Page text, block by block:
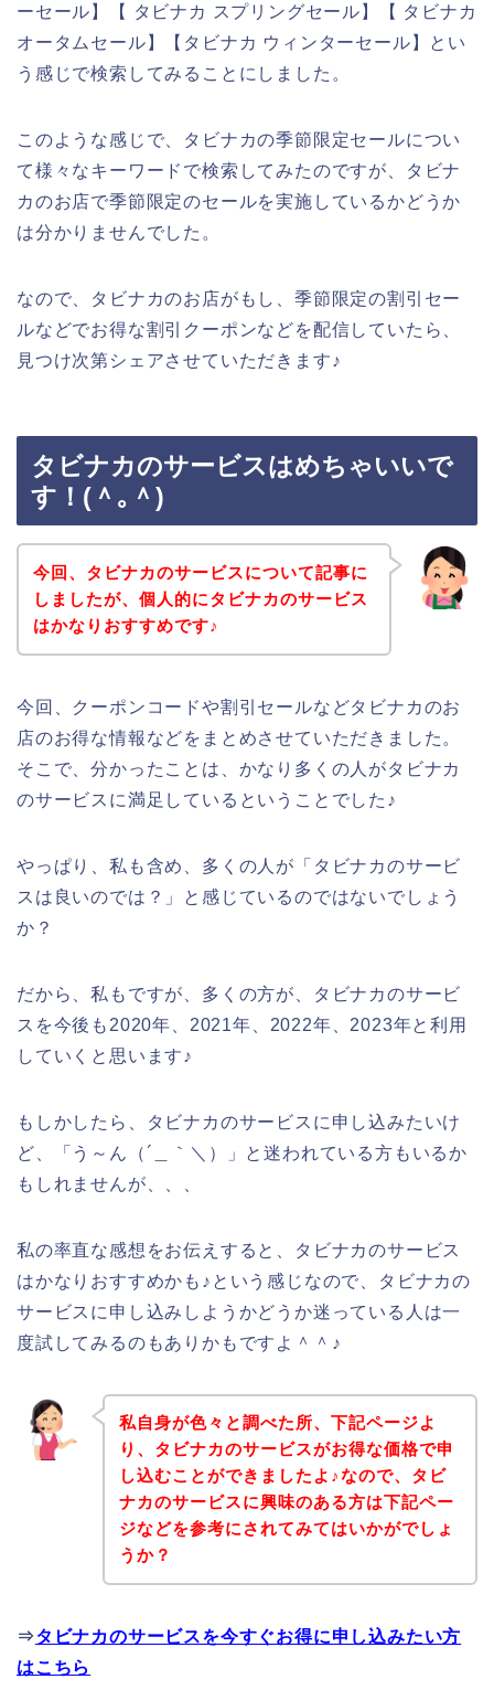
ーセール】【 タビナカ スプリングセール】【 タビナカ
オータムセール】【タビナカ ウィンターセール】とい
う感じで検索してみることにしました。
このような感じで、タビナカの季節限定セールについ
て様々なキーワードで検索してみたのですが、タビナ
カのお店で季節限定のセールを実施しているかどうか
は分かりませんでした。
なので、タビナカのお店がもし、季節限定の割引セー
ルなどでお得な割引クーポンなどを配信していたら、
見つけ次第シェアさせていただきます♪
タビナカのサービスはめちゃいいで
す！(＾｡＾)
今回、タビナカのサービスについて記事に
しましたが、個人的にタビナカのサービス
はかなりおすすめです♪
今回、クーポンコードや割引セールなどタビナカのお
店のお得な情報などをまとめさせていただきました。
そこで、分かったことは、かなり多くの人がタビナカ
のサービスに満足しているということでした♪
やっぱり、私も含め、多くの人が「タビナカのサービ
スは良いのでは？」と感じているのではないでしょう
か？
だから、私もですが、多くの方が、タビナカのサービ
スを今後も2020年、2021年、2022年、2023年と利用
していくと思います♪
もしかしたら、タビナカのサービスに申し込みたいけ
ど、「う～ん（´＿｀＼）」と迷われている方もいるか
もしれませんが、、、
私の率直な感想をお伝えすると、タビナカのサービス
はかなりおすすめかも♪という感じなので、タビナカの
サービスに申し込みしようかどうか迷っている人は一
度試してみるのもありかもですよ＾＾♪
私自身が色々と調べた所、下記ページよ
り、タビナカのサービスがお得な価格で申
し込むことができましたよ♪なので、タビ
ナカのサービスに興味のある方は下記ペー
ジなどを参考にされてみてはいかがでしょ
うか？
⇒タビナカのサービスを今すぐお得に申し込みたい方
はこちら